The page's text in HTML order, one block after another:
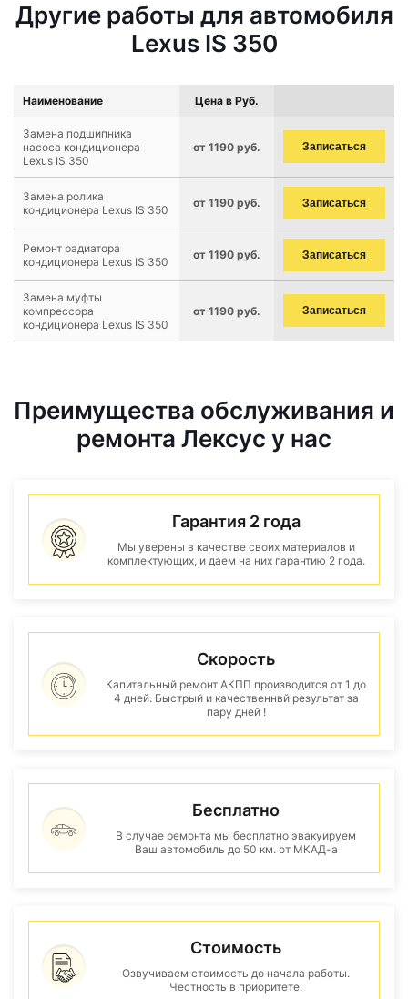
Другие работы для автомобиля
Lexus IS 350
Наименование Цена в Руб.
Замена подшипника
насоса кондиционера
Lexus IS 350
от 1190 руб. Записаться
Замена ролика
кондиционера Lexus IS 350
от 1190 руб. Записаться
Ремонт радиатора
кондиционера Lexus IS 350
от 1190 руб. Записаться
Замена муфты
компрессора
кондиционера Lexus IS 350
от 1190 руб. Записаться
Преимущества обслуживания и
ремонта Лексус у нас
Гарантия 2 года
Мы уверены в качестве своих материалов и
комплектующих, и даем на них гарантию 2 года.
Скорость
Капитальный ремонт АКПП производится от 1 до
4 дней. Быстрый и качественнвй результат за
пару дней !
Бесплатно
В случае ремонта мы бесплатно эвакуируем
Ваш автомобиль до 50 км. от МКАД-а
Стоимость
Озвучиваем стоимость до начала работы.
Честность в приоритете.